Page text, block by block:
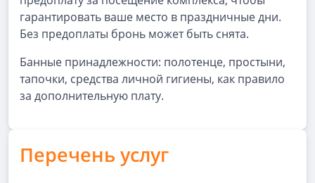
гарантировать ваше место в праздничные дни.
Без предоплаты бронь может быть снята.
Банные принадлежности: полотенце, простыни,
тапочки, средства личной гигиены, как правило
за дополнительную плату.
Перечень услуг